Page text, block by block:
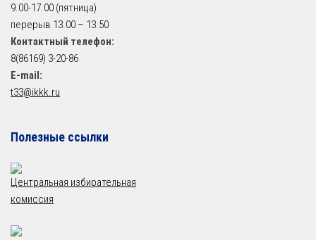
9.00-17.00 (пятница)
перерыв 13.00 – 13.50
Контактный телефон:
8(86169) 3-20-86
E-mail:
t33@ikkk.ru
Полезные ссылки
Центральная избирательная
комиссия